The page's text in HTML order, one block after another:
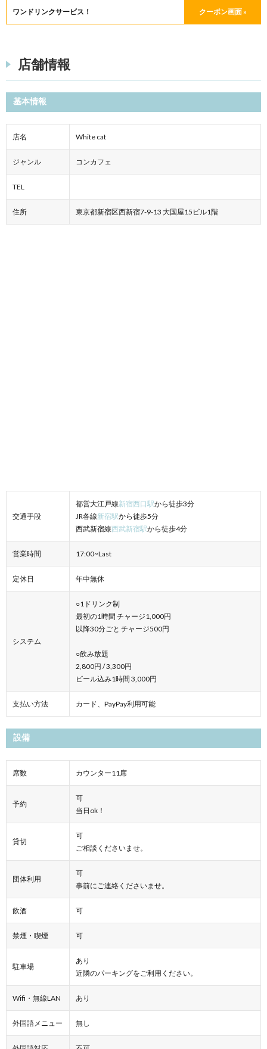
ワンドリンクサービス！ クーポン画面 »
店舗情報
基本情報
店名 White cat
ジャンル コンカフェ
TEL
住所 東京都新宿区西新宿7-9-13 大国屋15ビル1階
交通手段
都営大江戸線新宿西口駅から徒歩3分
JR各線新宿駅から徒歩5分
西武新宿線西武新宿駅から徒歩4分
営業時間 17:00~Last
定休日 年中無休
システム
○1ドリンク制
最初の1時間 チャージ1,000円
以降30分ごと チャージ500円
○飲み放題
2,800円 / 3,300円
ビール込み1時間 3,000円
支払い方法 カード、PayPay利用可能
設備
席数 カウンター11席
予約
可
当日ok！
貸切
可
ご相談くださいませ。
団体利用
可
事前にご連絡くださいませ。
飲酒 可
禁煙・喫煙 可
駐車場
あり
近隣のパーキングをご利用ください。
Wifi・無線LAN あり
外国語メニュー 無し